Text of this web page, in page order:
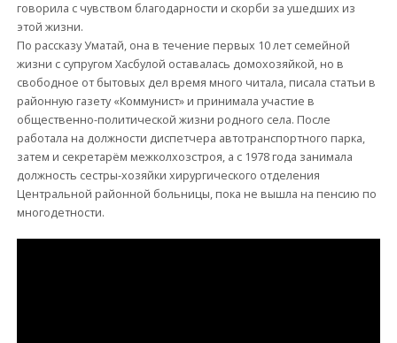
говорила с чувством благодарности и скорби за ушедших из
этой жизни.
По рассказу Уматай, она в течение первых 10 лет семейной
жизни с супругом Хасбулой оставалась домохозяйкой, но в
свободное от бытовых дел время много читала, писала статьи в
районную газету «Коммунист» и принимала участие в
общественно-политической жизни родного села. После
работала на должности диспетчера автотранспортного парка,
затем и секретарём межколхозстроя, а с 1978 года занимала
должность сестры-хозяйки хирургического отделения
Центральной районной больницы, пока не вышла на пенсию по
многодетности.